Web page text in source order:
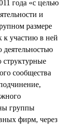
года «с целью
и
размере
к участию в ней
деятельностью
структурные
сообщества
группы
фирм, через